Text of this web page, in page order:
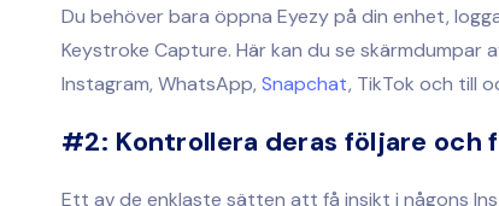
Du behöver bara öppna Eyezy på din enhet,
Keystroke Capture. Här kan du se skärmdumpar
Instagram, WhatsApp, Snapchat, TikTok och till
#2: Kontrollera deras följare och
Ett av de enklaste sätten att få insikt i någons